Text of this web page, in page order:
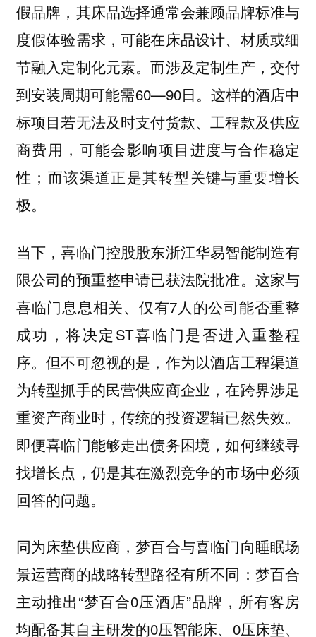
假品牌，其床品选择通常会兼顾品牌标准与
度假体验需求，可能在床品设计、材质或细
节融入定制化元素。而涉及定制生产，交付
到安装周期可能需60—90日。这样的酒店中
标项目若无法及时支付货款、工程款及供应
商费用，可能会影响项目进度与合作稳定
性；而该渠道正是其转型关键与重要增长
极。
当下，喜临门控股股东浙江华易智能制造有
限公司的预重整申请已获法院批准。这家与
喜临门息息相关、仅有7人的公司能否重整
成功，将决定ST喜临门是否进入重整程
序。但不可忽视的是，作为以酒店工程渠道
为转型抓手的民营供应商企业，在跨界涉足
重资产商业时，传统的投资逻辑已然失效。
即便喜临门能够走出债务困境，如何继续寻
找增长点，仍是其在激烈竞争的市场中必须
回答的问题。
同为床垫供应商，梦百合与喜临门向睡眠场
景运营商的战略转型路径有所不同：梦百合
主动推出“梦百合0压酒店”品牌，所有客房
均配备其自主研发的0压智能床、0压床垫、